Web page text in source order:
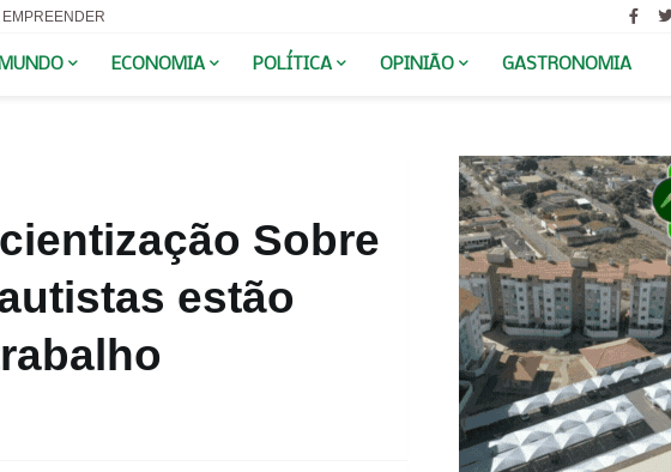
EMPREENDER
MUNDO ECONOMIA POLÍTICA OPINIÃO GASTRONOMIA
Sobre
estão